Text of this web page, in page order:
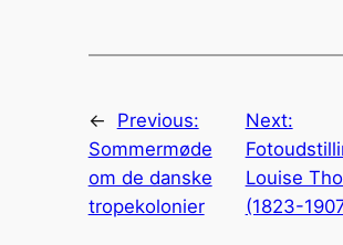
←
Previous:
Sommermøde
om de danske
tropekolonier
Next:
Louise
(1823-